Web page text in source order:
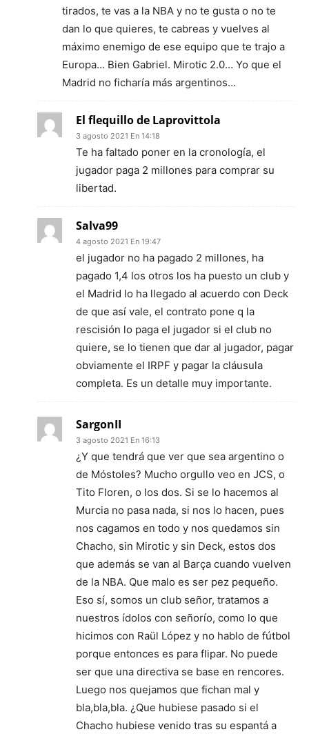
tirados, te vas a la NBA y no te gusta o no te
dan lo que quieres, te cabreas y vuelves al
máximo enemigo de ese equipo que te trajo a
Europa… Bien Gabriel. Mirotic 2.0… Yo que el
Madrid no ficharía más argentinos…
El flequillo de Laprovittola
3 agosto 2021 En 14:18
Te ha faltado poner en la cronología, el
jugador paga 2 millones para comprar su
libertad.
Salva99
4 agosto 2021 En 19:47
el jugador no ha pagado 2 millones, ha
pagado 1,4 los otros los ha puesto un club y
el Madrid lo ha llegado al acuerdo con Deck
de que así vale, el contrato pone q la
rescisión lo paga el jugador si el club no
quiere, se lo tienen que dar al jugador, pagar
obviamente el IRPF y pagar la cláusula
completa. Es un detalle muy importante.
SargonII
3 agosto 2021 En 16:13
¿Y que tendrá que ver que sea argentino o
de Móstoles? Mucho orgullo veo en JCS, o
Tito Floren, o los dos. Si se lo hacemos al
Murcia no pasa nada, si nos lo hacen, pues
nos cagamos en todo y nos quedamos sin
Chacho, sin Mirotic y sin Deck, estos dos
que además se van al Barça cuando vuelven
de la NBA. Que malo es ser pez pequeño.
Eso sí, somos un club señor, tratamos a
nuestros ídolos con señorío, como lo que
hicimos con Raül López y no hablo de fútbol
porque entonces es para flipar. No puede
ser que una directiva se base en rencores.
Luego nos quejamos que fichan mal y
bla,bla,bla. ¿Que hubiese pasado si el
Chacho hubiese venido tras su espantá a